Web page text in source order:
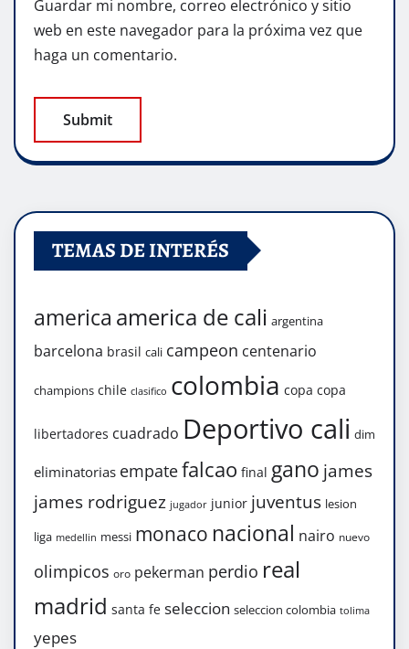
Guardar mi nombre, correo electrónico y sitio
web en este navegador para la próxima vez que
haga un comentario.
TEMAS DE INTERÉS
america america de cali argentina
barcelona brasil cali campeon centenario
champions chile clasifico colombia copa copa
libertadores cuadrado Deportivo cali dim
eliminatorias empatefalcao final gano james
james rodriguez jugador junior juventus lesion
liga medellin messi monaco nacional nairo nuevo
olimpicos oro pekerman perdio real
madrid santa fe seleccion seleccion colombia tolima
yepes